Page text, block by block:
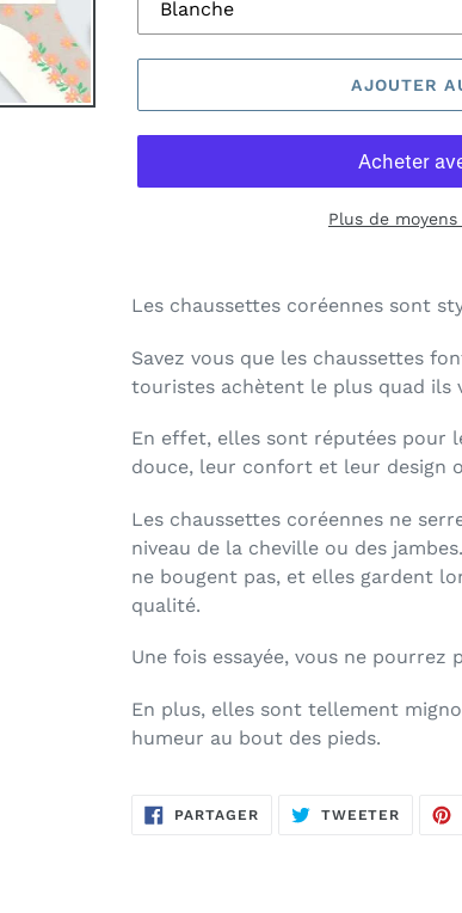
AJOUTER
Plus de
Les chaussettes coréennes sont
Savez vous que les chaussettes
touristes achètent le plus quad ils
En effet, elles sont réputées pour
douce, leur confort et leur design
Les chaussettes coréennes ne
niveau de la cheville ou des
ne bougent pas, et elles gardent
qualité.
Une fois essayée, vous ne pourrez
En plus, elles sont tellement
humeur au bout des pieds.
PARTAGERPARTAGER
SUR
TWEETER